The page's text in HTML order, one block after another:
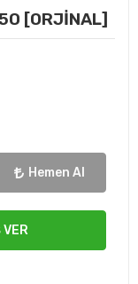
[ORJİNAL]
Hemen Al
VER